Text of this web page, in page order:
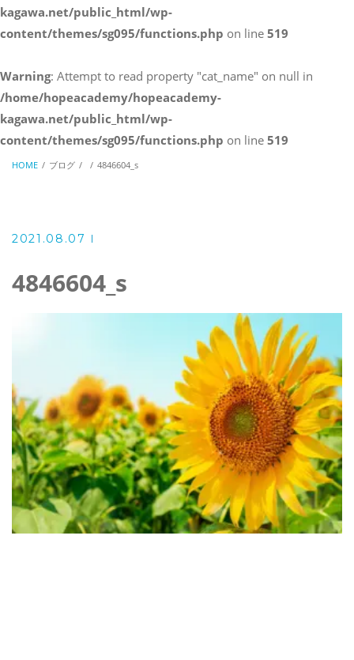
kagawa.net/public_html/wp-
content/themes/sg095/functions.php on line 519
Warning: Attempt to read property "cat_name" on null in
/home/hopeacademy/hopeacademy-
kagawa.net/public_html/wp-
content/themes/sg095/functions.php on line 519
HOME ブログ 4846604_s
2021.08.07
4846604_s